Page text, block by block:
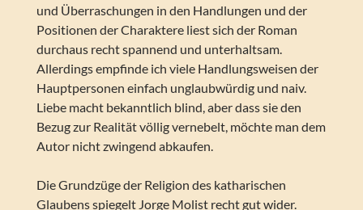
und Überraschungen in den Handlungen und der
Positionen der Charaktere liest sich der Roman
durchaus recht spannend und unterhaltsam.
Allerdings empfinde ich viele Handlungsweisen der
Hauptpersonen einfach unglaubwürdig und naiv.
Liebe macht bekanntlich blind, aber dass sie den
Bezug zur Realität völlig vernebelt, möchte man dem
Autor nicht zwingend abkaufen.
Die Grundzüge der Religion des katharischen
Glaubens spiegelt Jorge Molist recht gut wider.